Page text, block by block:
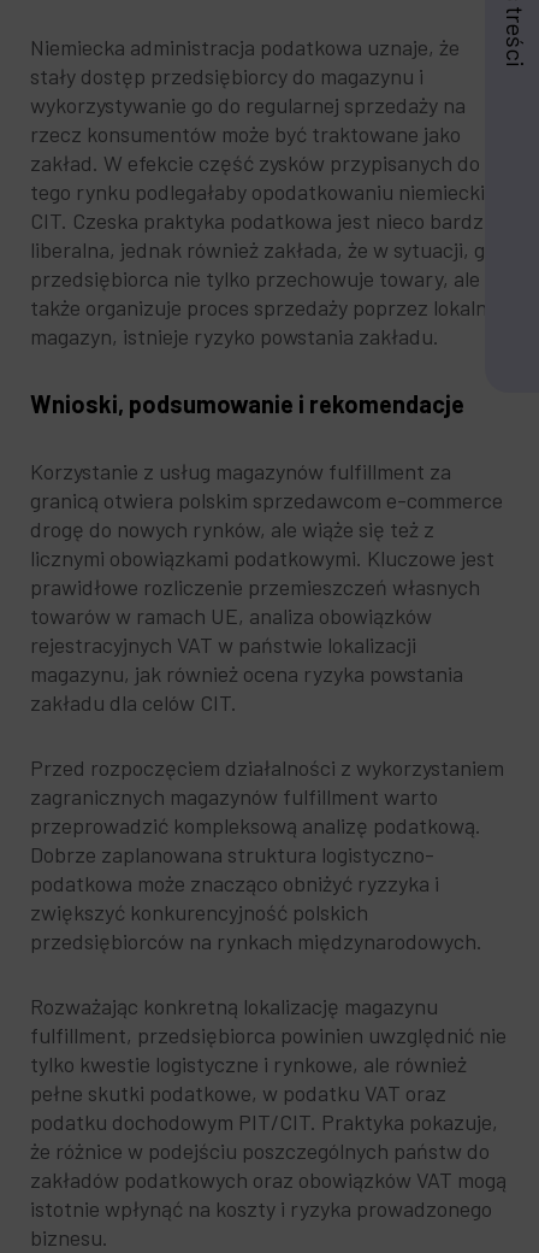
Niemiecka administracja podatkowa uznaje, że
stały dostęp przedsiębiorcy do magazynu i
wykorzystywanie go do regularnej sprzedaży na
rzecz konsumentów może być traktowane jako
zakład. W efekcie część zysków przypisanych do
tego rynku podlegałaby opodatkowaniu niemieckim
CIT. Czeska praktyka podatkowa jest nieco bardziej
liberalna, jednak również zakłada, że w sytuacji, gdy
przedsiębiorca nie tylko przechowuje towary, ale
także organizuje proces sprzedaży poprzez lokalny
magazyn, istnieje ryzyko powstania zakładu.
Wnioski, podsumowanie i rekomendacje
Korzystanie z usług magazynów fulfillment za
granicą otwiera polskim sprzedawcom e-commerce
drogę do nowych rynków, ale wiąże się też z
licznymi obowiązkami podatkowymi. Kluczowe jest
prawidłowe rozliczenie przemieszczeń własnych
towarów w ramach UE, analiza obowiązków
rejestracyjnych VAT w państwie lokalizacji
magazynu, jak również ocena ryzyka powstania
zakładu dla celów CIT.
Przed rozpoczęciem działalności z wykorzystaniem
zagranicznych magazynów fulfillment warto
przeprowadzić kompleksową analizę podatkową.
Dobrze zaplanowana struktura logistyczno-
podatkowa może znacząco obniżyć ryzzyka i
zwiększyć konkurencyjność polskich
przedsiębiorców na rynkach międzynarodowych.
Rozważając konkretną lokalizację magazynu
fulfillment, przedsiębiorca powinien uwzględnić nie
tylko kwestie logistyczne i rynkowe, ale również
pełne skutki podatkowe, w podatku VAT oraz
podatku dochodowym PIT/CIT. Praktyka pokazuje,
że różnice w podejściu poszczególnych państw do
zakładów podatkowych oraz obowiązków VAT mogą
istotnie wpłynąć na koszty i ryzyka prowadzonego
biznesu.